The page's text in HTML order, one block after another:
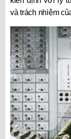
và trách nhiệm